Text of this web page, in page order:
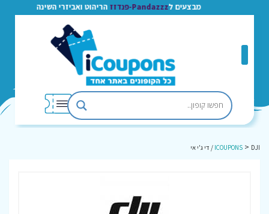
מבצעים ל Pandazzz-פנדזז הריהוט ואביזרי השינה
ICOUPONS > DJI / די ג'י אי